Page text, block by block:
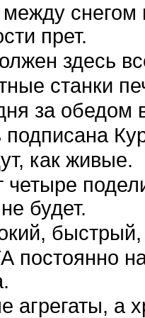
снегом
прет.
здесь
станки
за
как живые.
будет.
постоянно
агрегаты, а